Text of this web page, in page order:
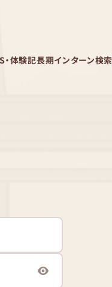
・体験記長期インターン検索